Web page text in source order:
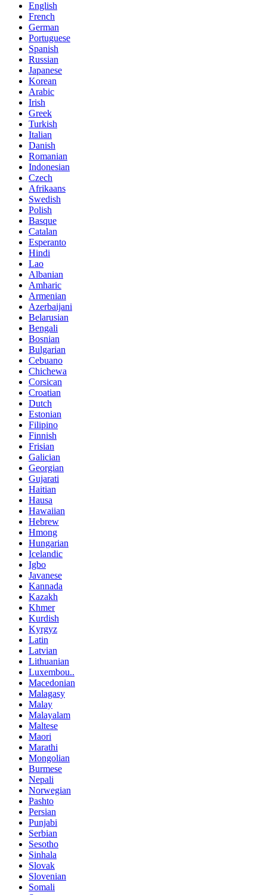
English
French
German
Portuguese
Spanish
Russian
Japanese
Korean
Arabic
Irish
Greek
Turkish
Italian
Danish
Romanian
Indonesian
Czech
Afrikaans
Swedish
Polish
Basque
Catalan
Esperanto
Hindi
Lao
Albanian
Amharic
Armenian
Azerbaijani
Belarusian
Bengali
Bosnian
Bulgarian
Cebuano
Chichewa
Corsican
Croatian
Dutch
Estonian
Filipino
Finnish
Frisian
Galician
Georgian
Gujarati
Haitian
Hausa
Hawaiian
Hebrew
Hmong
Hungarian
Icelandic
Igbo
Javanese
Kannada
Kazakh
Khmer
Kurdish
Kyrgyz
Latin
Latvian
Lithuanian
Luxembou..
Macedonian
Malagasy
Malay
Malayalam
Maltese
Maori
Marathi
Mongolian
Burmese
Nepali
Norwegian
Pashto
Persian
Punjabi
Serbian
Sesotho
Sinhala
Slovak
Slovenian
Somali